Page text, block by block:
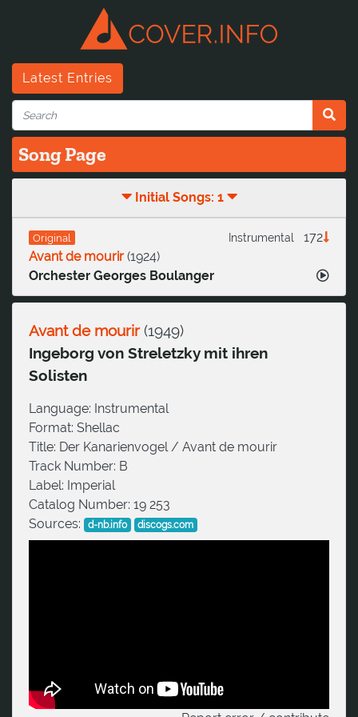
Latest Entries
Song Page
Initial Songs: 1
Original 172
Instrumental
Avant de mourir (1924)
Orchester Georges Boulanger
Avant de mourir(1949)
Ingeborg von Streletzky mit ihren
Solisten
Language: Instrumental
Format: Shellac
Title: Der Kanarienvogel / Avant de mourir
Track Number: B
Label: Imperial
Catalog Number: 19 253
Sources:
d-nb.info discogs.com